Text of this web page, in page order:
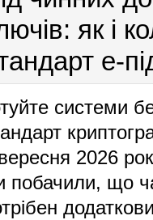
як і
е-
системи
2026
побачили, що